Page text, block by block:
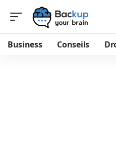
Business Conseils